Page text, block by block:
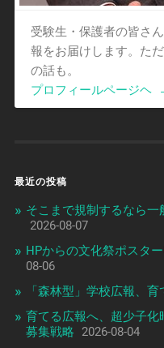
受験生・保護者の皆さ
報をお届けします。た
の話も。
プロフィールページヘ
最近の投稿
そこまで規制するなら
2026-08-07
HPからの文化祭ポスタ
08-06
「森林型」学校広報、
育てる広報へ、超少子
募集戦略
2026-08-04